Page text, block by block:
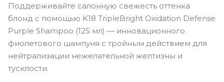
Поддерживайте салонную свежесть оттенка
блонд с помощью K18 TripleBright Oxidation Defense
Purple Shampoo (125 мл) — инновационного
фиолетового шампуня с тройным действием для
нейтрализации нежелательной желтизны и
тусклости.